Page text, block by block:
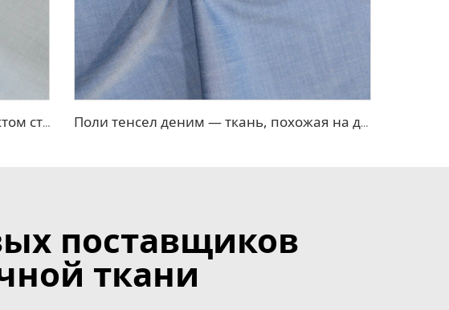
Ткань, похожая на деним, TR с эффектом стрейч Поли тенсел деним — ткань, похожая на джинсовую
поставщиков
ткани